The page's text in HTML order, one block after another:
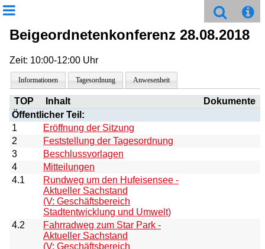
Beigeordnetenkonferenz 28.08.2018
Zeit: 10:00-12:00 Uhr
Informationen Tagesordnung Anwesenheit
TOP Inhalt
Dokumente
Öffentlicher Teil:
1
Eröffnung der Sitzung
2
Feststellung der Tagesordnung
3
Beschlussvorlagen
4
Mitteilungen
4.1
Rundweg um den Hufeisensee -
Aktueller Sachstand
(V: Geschäftsbereich
Stadtentwicklung und Umwelt)
4.2
Fahrradweg zum Star Park -
Aktueller Sachstand
(V: Geschäftsbereich